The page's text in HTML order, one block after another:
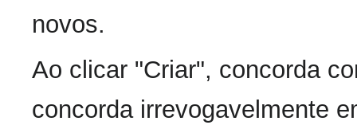
novos.
Ao clicar "Criar", concorda
concorda irrevogavelmente